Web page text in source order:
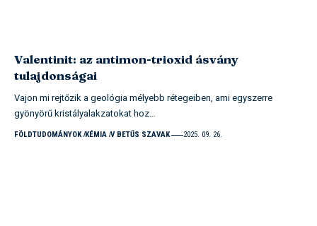
Valentinit: az antimon-trioxid ásvány
tulajdonságai
Vajon mi rejtőzik a geológia mélyebb rétegeiben, ami egyszerre
gyönyörű kristályalakzatokat hoz…
FÖLDTUDOMÁNYOK KÉMIA V BETŰS SZAVAK 2025. 09. 26.